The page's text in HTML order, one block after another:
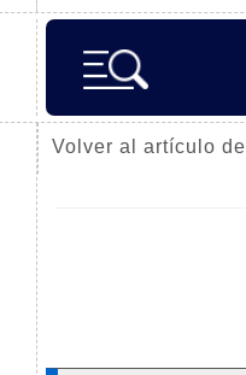
Volver al artículo de